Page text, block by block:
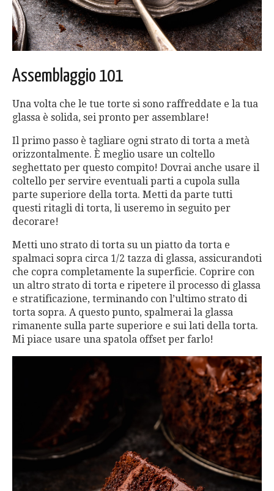
Assemblaggio 101
Una volta che le tue torte si sono raffreddate e la tua
glassa è solida, sei pronto per assemblare!
Il primo passo è tagliare ogni strato di torta a metà
orizzontalmente. È meglio usare un coltello
seghettato per questo compito! Dovrai anche usare il
coltello per servire eventuali parti a cupola sulla
parte superiore della torta. Metti da parte tutti
questi ritagli di torta, li useremo in seguito per
decorare!
Metti uno strato di torta su un piatto da torta e
spalmaci sopra circa 1/2 tazza di glassa, assicurandoti
che copra completamente la superficie. Coprire con
un altro strato di torta e ripetere il processo di glassa
e stratificazione, terminando con l’ultimo strato di
torta sopra. A questo punto, spalmerai la glassa
rimanente sulla parte superiore e sui lati della torta.
Mi piace usare una spatola offset per farlo!